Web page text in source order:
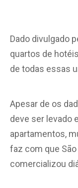
Dado divulgado
quartos de
de todas essas
Apesar de os
deve ser levado
apartamentos,
faz com que
comercializou